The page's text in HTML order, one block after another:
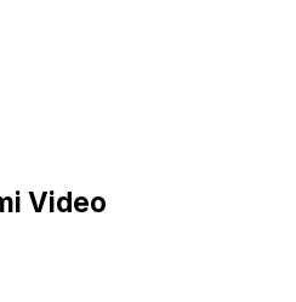
Video